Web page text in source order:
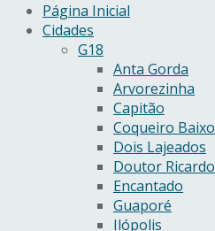
Página Inicial
Cidades
G18
Anta Gorda
Arvorezinha
Capitão
Coqueiro Baixo
Dois Lajeados
Doutor Ricardo
Encantado
Guaporé
Ilópolis